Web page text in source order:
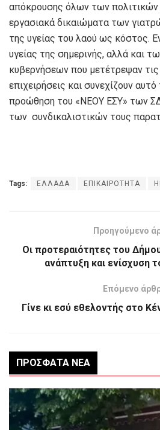
απόκρουσης όλων των
εργασιακά δικαιώματα των
της υγείας του λαού ως κόστος.
υγείας της σημερινής, αλλά και
κυβερνήσεων που μετέτρεψαν
επιχειρήσεις και συνεχίζουν
προώθηση του «ΝΕΟΥ ΕΣΥ» των
των συνδικαλιστικών τους
Tags: ΕΛΛΑΔΑ ΕΠΙΚΑΙΡΟΤΗΤΑ
Προηγούμενο
Οι προτεραιότητες του
ανάπτυξη και ενίσχυση
Επόμενο
Γίνε κι εσύ εθελοντής στο
ΠΡΌΣΦΑΤΑ ΝΈΑ